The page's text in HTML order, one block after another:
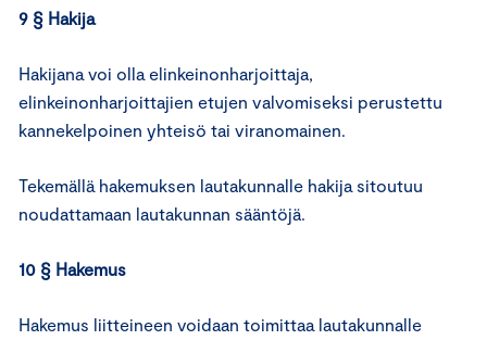
9 § Hakija
Hakijana voi olla elinkeinonharjoittaja,
elinkeinonharjoittajien etujen valvomiseksi perustettu
kannekelpoinen yhteisö tai viranomainen.
Tekemällä hakemuksen lautakunnalle hakija sitoutuu
noudattamaan lautakunnan sääntöjä.
10 § Hakemus
Hakemus liitteineen voidaan toimittaa lautakunnalle